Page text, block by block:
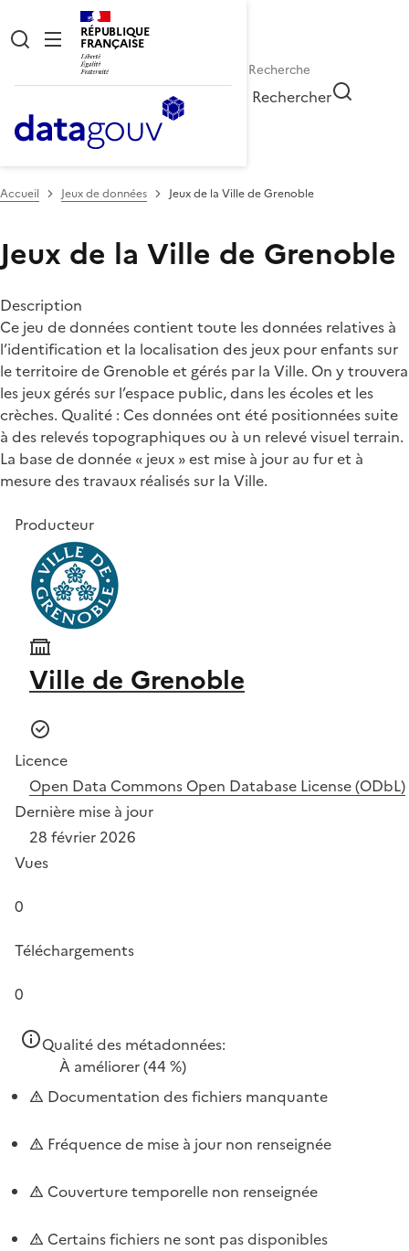
RÉPUBLIQUE
FRANÇAISE
Rechercher
Accueil Jeux de données Jeux de la Ville de Grenoble
Jeux de la Ville de Grenoble
Description
Ce jeu de données contient toute les données relatives à
l’identification et la localisation des jeux pour enfants sur
le territoire de Grenoble et gérés par la Ville. On y trouvera
les jeux gérés sur l’espace public, dans les écoles et les
crèches. Qualité : Ces données ont été positionnées suite
à des relevés topographiques ou à un relevé visuel terrain.
La base de donnée « jeux » est mise à jour au fur et à
mesure des travaux réalisés sur la Ville.
Producteur
Ville de Grenoble
Licence
Open Data Commons Open Database License (ODbL)
Dernière mise à jour
28 février 2026
Vues
0
Téléchargements
0
Qualité des métadonnées:
À améliorer(44 %)
Documentation des fichiers manquante
Fréquence de mise à jour non renseignée
Couverture temporelle non renseignée
Certains fichiers ne sont pas disponibles